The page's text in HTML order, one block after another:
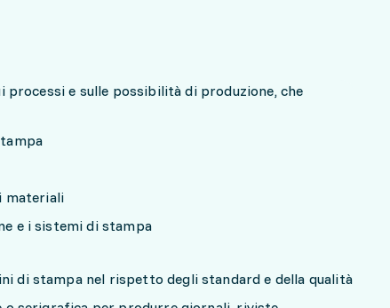
e sulle possibilità di produzione, che
materiali
e i sistemi di stampa
di stampa nel rispetto degli standard e della qualità